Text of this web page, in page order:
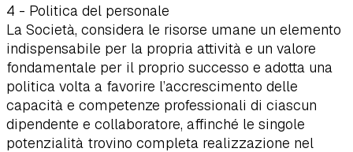
4 - Politica del personale
La Società, considera le risorse umane un elemento
indispensabile per la propria attività e un valore
fondamentale per il proprio successo e adotta una
politica volta a favorire l’accrescimento delle
capacità e competenze professionali di ciascun
dipendente e collaboratore, affinché le singole
potenzialità trovino completa realizzazione nel